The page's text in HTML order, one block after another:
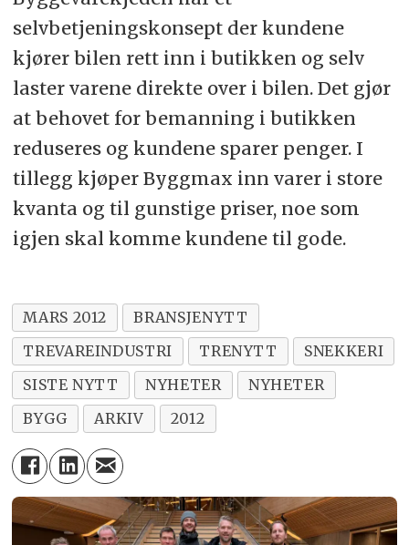
selvbetjeningskonsept der kundene
kjører bilen rett inn i butikken og selv
laster varene direkte over i bilen. Det gjør
at behovet for bemanning i butikken
reduseres og kundene sparer penger. I
tillegg kjøper Byggmax inn varer i store
kvanta og til gunstige priser, noe som
igjen skal komme kundene til gode.
MARS 2012
BRANSJENYTT
TREVAREINDUSTRI
TRENYTT
SNEKKERI
SISTE NYTT
NYHETER
NYHETER
BYGG
ARKIV 2012